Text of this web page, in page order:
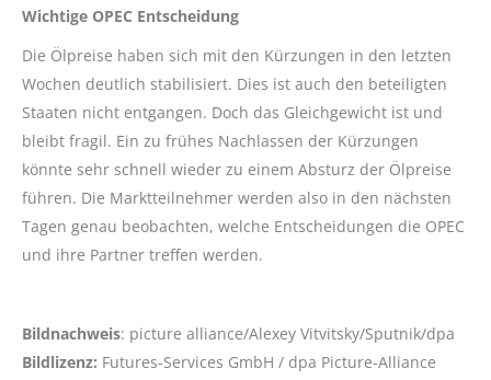
Wichtige OPEC Entscheidung
Die Ölpreise haben sich mit den Kürzungen in den letzten
Wochen deutlich stabilisiert. Dies ist auch den beteiligten
Staaten nicht entgangen. Doch das Gleichgewicht ist und
bleibt fragil. Ein zu frühes Nachlassen der Kürzungen
könnte sehr schnell wieder zu einem Absturz der Ölpreise
führen. Die Marktteilnehmer werden also in den nächsten
Tagen genau beobachten, welche Entscheidungen die OPEC
und ihre Partner treffen werden.
Bildnachweis: picture alliance/Alexey Vitvitsky/Sputnik/dpa
Bildlizenz: Futures-Services GmbH / dpa Picture-Alliance